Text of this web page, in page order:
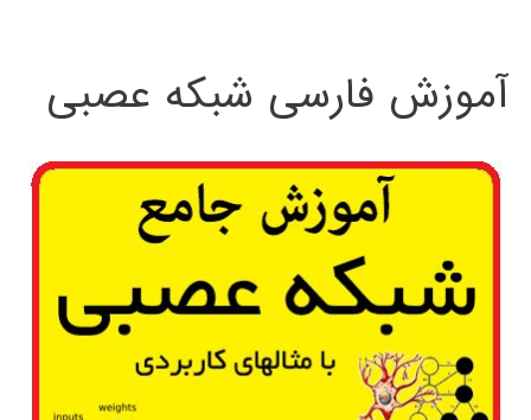
آموزش فارسی شبکه عصبی